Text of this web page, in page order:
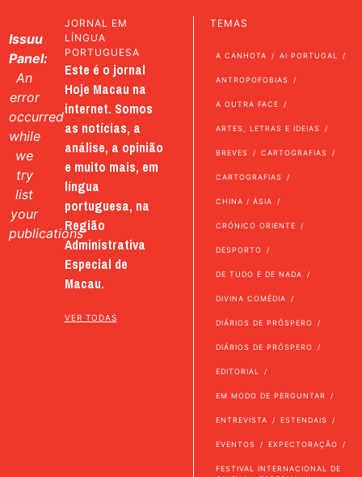
Issuu
Panel:
An
error
occurred
while
we
try
list
your
publications
JORNAL EM
LÍNGUA
PORTUGUESA
Este é o jornal
Hoje Macau na
internet. Somos
as notícias, a
análise, a opinião
e muito mais, em
língua
portuguesa, na
Região
Administrativa
Especial de
Macau.
VER TODAS
TEMAS
A CANHOTA AI PORTUGAL
ANTROPOFOBIAS
A OUTRA FACE
ARTES, LETRAS E IDEIAS
BREVES CARTOGRAFIAS
CARTOGRAFIAS
CHINA / ÁSIA
CRÓNICO ORIENTE
DESPORTO
DE TUDO E DE NADA
DIVINA COMÉDIA
DIÁRIOS DE PRÓSPERO
DIÁRIOS DE PRÓSPERO
EDITORIAL
EM MODO DE PERGUNTAR
ENTREVISTA ESTENDAIS
EVENTOS EXPECTORAÇÃO
FESTIVAL INTERNACIONAL DE